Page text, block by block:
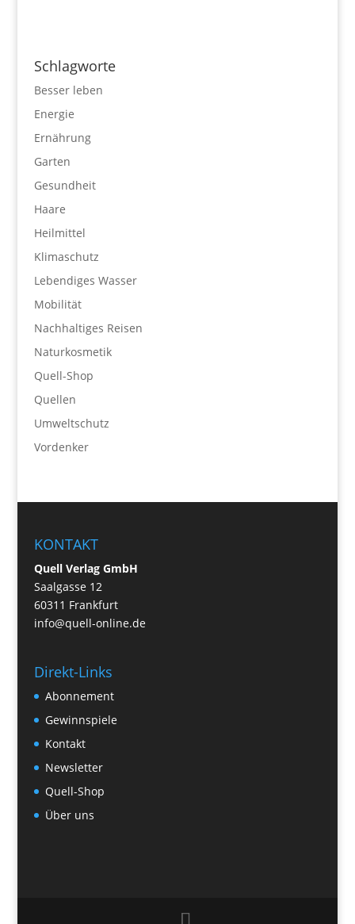
Schlagworte
Besser leben
Energie
Ernährung
Garten
Gesundheit
Haare
Heilmittel
Klimaschutz
Lebendiges Wasser
Mobilität
Nachhaltiges Reisen
Naturkosmetik
Quell-Shop
Quellen
Umweltschutz
Vordenker
KONTAKT
Quell Verlag GmbH
Saalgasse 12
60311 Frankfurt
info@quell-online.de
Direkt-Links
Abonnement
Gewinnspiele
Kontakt
Newsletter
Quell-Shop
Über uns